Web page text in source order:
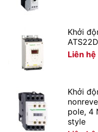
Khởi
Liên hệ
Khởi
pole, 4
style